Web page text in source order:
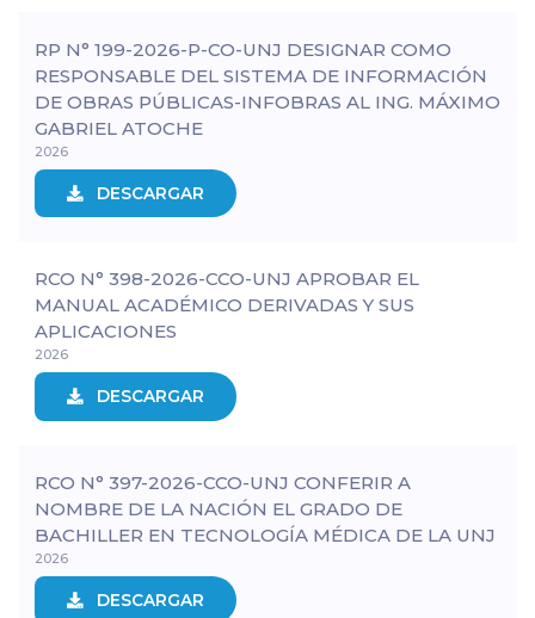
RP N° 199-2026-P-CO-UNJ DESIGNAR COMO
RESPONSABLE DEL SISTEMA DE INFORMACIÓN
DE OBRAS PÚBLICAS-INFOBRAS AL ING. MÁXIMO
GABRIEL ATOCHE
2026
DESCARGAR
RCO N° 398-2026-CCO-UNJ APROBAR EL
MANUAL ACADÉMICO DERIVADAS Y SUS
APLICACIONES
2026
DESCARGAR
RCO N° 397-2026-CCO-UNJ CONFERIR A
NOMBRE DE LA NACIÓN EL GRADO DE
BACHILLER EN TECNOLOGÍA MÉDICA DE LA UNJ
2026
DESCARGAR